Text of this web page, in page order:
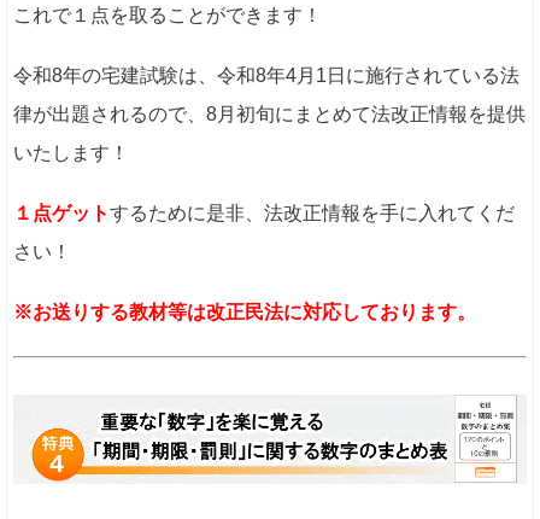
これで１点を取ることができます！
令和8年の宅建試験は、令和8年4月1日に施行されている法
律が出題されるので、8月初旬にまとめて法改正情報を提供
いたします！
１点ゲットするために是非、法改正情報を手に入れてくだ
さい！
※お送りする教材等は改正民法に対応しております。